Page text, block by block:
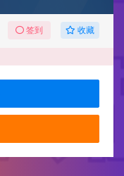
签到 收藏